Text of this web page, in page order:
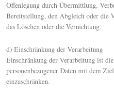
Offenlegung durch Übermittlung,
Bereitstellung, den Abgleich oder die
das Löschen oder die Vernichtung.
d) Einschränkung der Verarbeitung
Einschränkung der Verarbeitung ist
personenbezogener Daten mit dem
einzuschränken.